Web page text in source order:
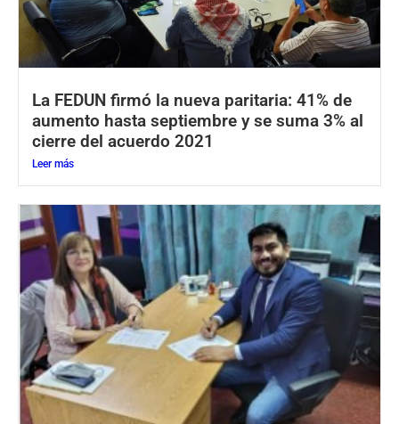
La FEDUN firmó la nueva paritaria: 41% de
aumento hasta septiembre y se suma 3% al
cierre del acuerdo 2021
Leer más